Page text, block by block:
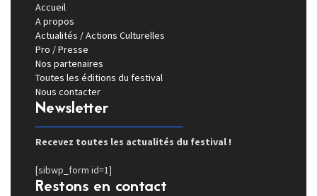
Accueil
A propos
Actualités / Actions Culturelles
Pro / Presse
Nos partenaires
Toutes les éditions du festival
Nous contacter
Newsletter
Recevez toutes les actualités du festival !
[sibwp_form id=1]
Restons en contact